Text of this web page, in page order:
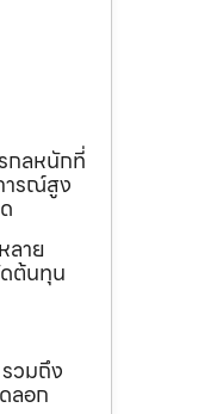
กลหนักที่
ารณ์สูง
ลาย
ต้นทุน
วมถึง
ลอก